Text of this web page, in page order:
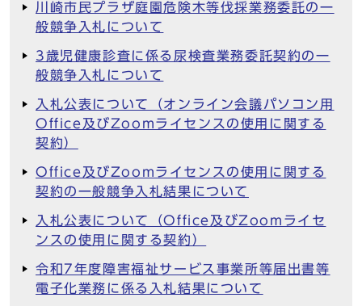
川崎市民プラザ庭園危険木等伐採業務委託の一
般競争入札について
3歳児健康診査に係る尿検査業務委託契約の一
般競争入札について
入札公表について（オンライン会議パソコン用
Office及びZoomライセンスの使用に関する
契約）
Office及びZoomライセンスの使用に関する
契約の一般競争入札結果について
入札公表について（Office及びZoomライセ
ンスの使用に関する契約）
令和7年度障害福祉サービス事業所等届出書等
電子化業務に係る入札結果について